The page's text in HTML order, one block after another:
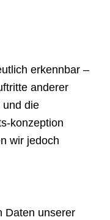
erkennbar –
anderer
und die
konzeption
wir jedoch
Daten unserer